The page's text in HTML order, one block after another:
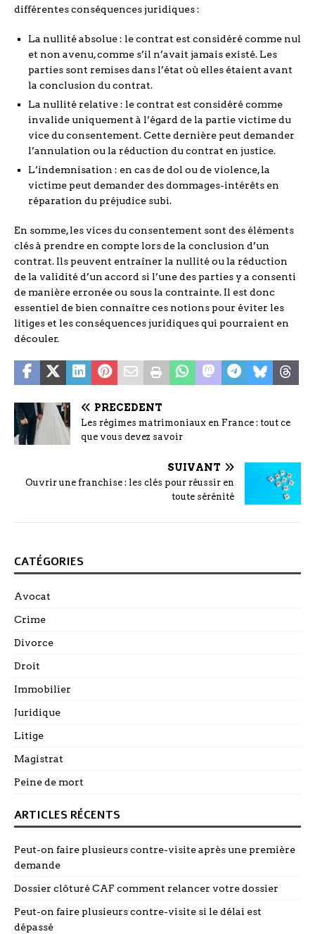
différentes conséquences juridiques :
La nullité absolue : le contrat est considéré comme nul
et non avenu, comme s’il n’avait jamais existé. Les
parties sont remises dans l’état où elles étaient avant
la conclusion du contrat.
La nullité relative : le contrat est considéré comme
invalide uniquement à l’égard de la partie victime du
vice du consentement. Cette dernière peut demander
l’annulation ou la réduction du contrat en justice.
L’indemnisation : en cas de dol ou de violence, la
victime peut demander des dommages-intérêts en
réparation du préjudice subi.
En somme, les vices du consentement sont des éléments
clés à prendre en compte lors de la conclusion d’un
contrat. Ils peuvent entraîner la nullité ou la réduction
de la validité d’un accord si l’une des parties y a consenti
de manière erronée ou sous la contrainte. Il est donc
essentiel de bien connaître ces notions pour éviter les
litiges et les conséquences juridiques qui pourraient en
découler.
PRÉCÉDENT
Les régimes matrimoniaux en France : tout ce
que vous devez savoir
SUIVANT
Ouvrir une franchise : les clés pour réussir en
toute sérénité
CATÉGORIES
Avocat
Crime
Divorce
Droit
Immobilier
Juridique
Litige
Magistrat
Peine de mort
ARTICLES RÉCENTS
Peut-on faire plusieurs contre-visite après une première
demande
Dossier clôturé CAF comment relancer votre dossier
Peut-on faire plusieurs contre-visite si le délai est
dépassé